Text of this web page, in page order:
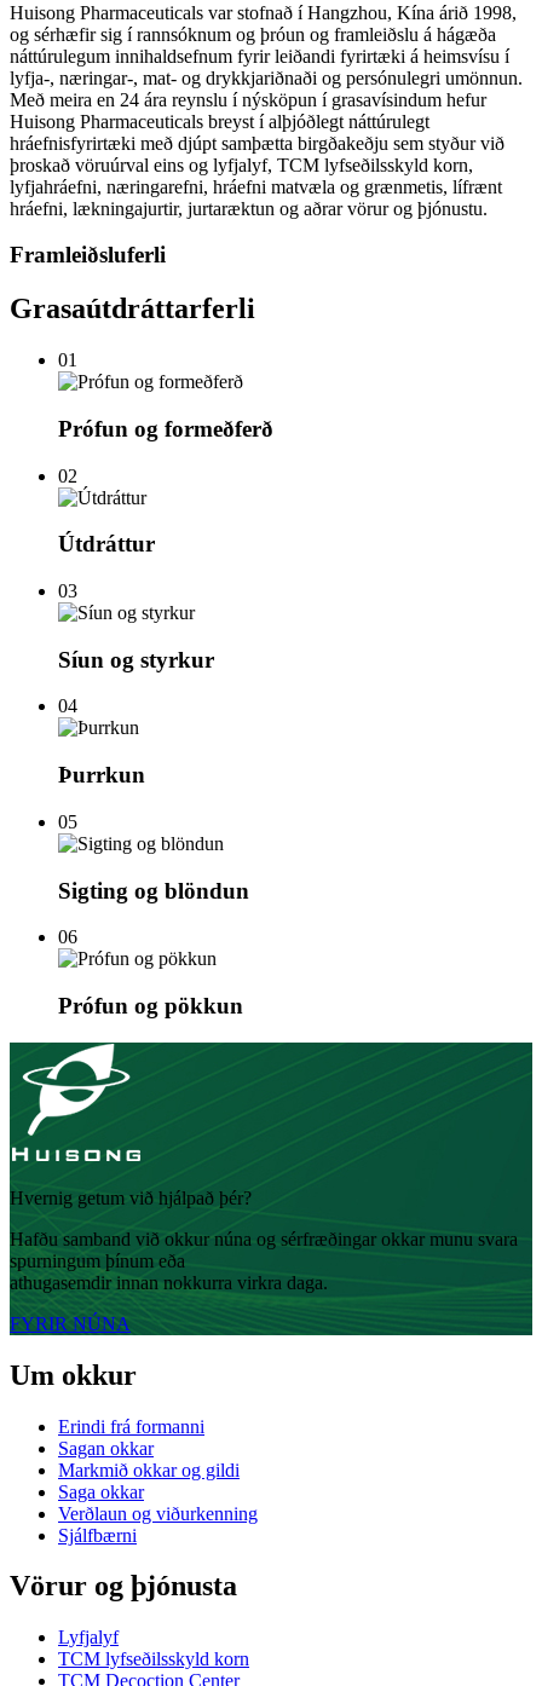
Huisong Pharmaceuticals var stofnað í Hangzhou, Kína árið 1998,
og sérhæfir sig í rannsóknum og þróun og framleiðslu á hágæða
náttúrulegum innihaldsefnum fyrir leiðandi fyrirtæki á heimsvísu í
lyfja-, næringar-, mat- og drykkjariðnaði og persónulegri umönnun.
Með meira en 24 ára reynslu í nýsköpun í grasavísindum hefur
Huisong Pharmaceuticals breyst í alþjóðlegt náttúrulegt
hráefnisfyrirtæki með djúpt samþætta birgðakeðju sem styður við
þroskað vöruúrval eins og lyfjalyf, TCM lyfseðilsskyld korn,
lyfjahráefni, næringarefni, hráefni matvæla og grænmetis, lífrænt
hráefni, lækningajurtir, jurtaræktun og aðrar vörur og þjónustu.
Framleiðsluferli
Grasaútdráttarferli
01
Prófun og formeðferð
02
Útdráttur
03
Síun og styrkur
04
Þurrkun
05
Sigting og blöndun
06
Prófun og pökkun
Hvernig getum við hjálpað þér?
Hafðu samband við okkur núna og sérfræðingar okkar munu svara
spurningum þínum eða
athugasemdir innan nokkurra virkra daga.
FYRIR NÚNA
Um okkur
Erindi frá formanni
Sagan okkar
Markmið okkar og gildi
Saga okkar
Verðlaun og viðurkenning
Sjálfbærni
Vörur og þjónusta
Lyfjalyf
TCM lyfseðilsskyld korn
TCM Decoction Center